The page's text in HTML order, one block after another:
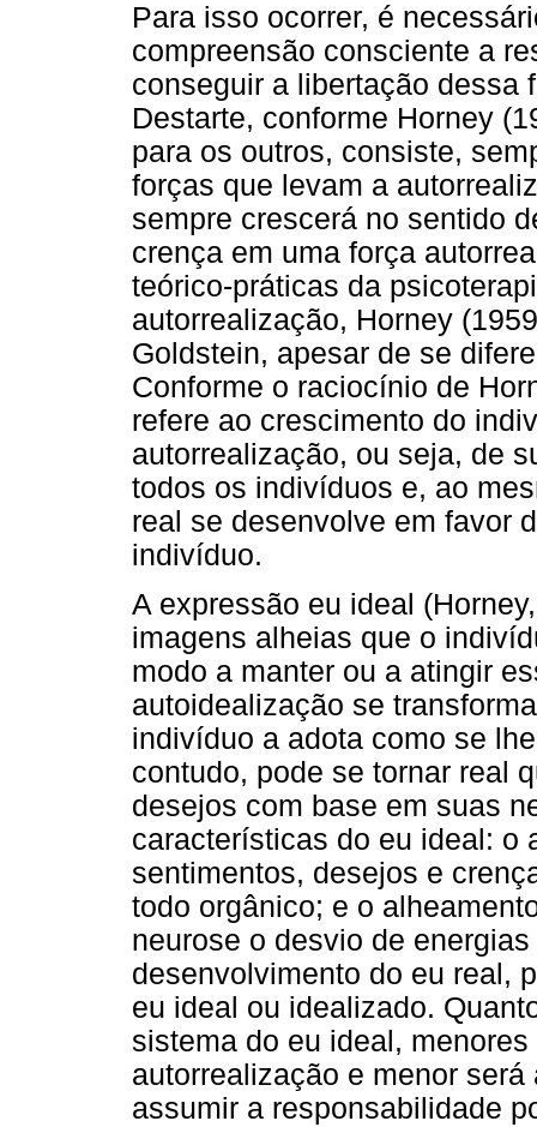
Para isso ocorrer, é
compreensão consciente a
conseguir a libertação dessa
Destarte, conforme Horney
para os outros, consiste,
forças que levam a
sempre crescerá no sentido
crença em uma força
teórico-práticas da
autorrealização, Horney
Goldstein, apesar de se
Conforme o raciocínio de
refere ao crescimento do
autorrealização, ou seja, de
todos os indivíduos e, ao
real se desenvolve em favor
indivíduo.
A expressão eu ideal
imagens alheias que o
modo a manter ou a atingir
autoidealização se
indivíduo a adota como se
contudo, pode se tornar real
desejos com base em suas
características do eu ideal: o
sentimentos, desejos e
todo orgânico; e o
neurose o desvio de
desenvolvimento do eu real,
eu ideal ou idealizado.
sistema do eu ideal,
autorrealização e menor
assumir a responsabilidade